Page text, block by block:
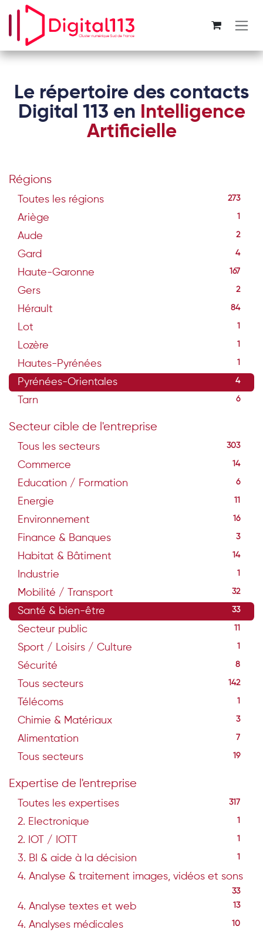
Se rendre au contenu
Le répertoire des contacts
Digital 113 en Intelligence
Artificielle
Régions
Toutes les régions 273
Ariège 1
Aude 2
Gard 4
Haute-Garonne 167
Gers 2
Hérault 84
Lot 1
Lozère 1
Hautes-Pyrénées 1
Pyrénées-Orientales 4
Tarn 6
Secteur cible de l'entreprise
Tous les secteurs 303
Commerce 14
Education / Formation 6
Energie 11
Environnement 16
Finance & Banques 3
Habitat & Bâtiment 14
Industrie 1
Mobilité / Transport 32
Santé & bien-être 33
Secteur public 11
Sport / Loisirs / Culture 1
Sécurité 8
Tous secteurs 142
Télécoms 1
Chimie & Matériaux 3
Alimentation 7
Tous secteurs 19
Expertise de l'entreprise
Toutes les expertises 317
2. Electronique 1
2. IOT / IOTT 1
3. BI & aide à la décision 1
4. Analyse & traitement images, vidéos et sons
33
4. Analyse textes et web 13
4. Analyses médicales 10